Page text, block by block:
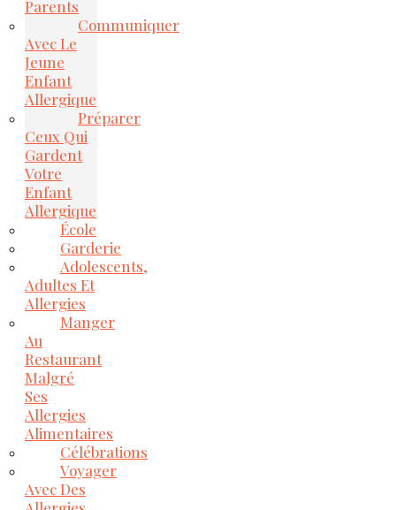
Parents
Communiquer
Avec Le
Jeune
Enfant
Allergique
Préparer
Ceux Qui
Gardent
Votre
Enfant
Allergique
École
Garderie
Adolescents,
Adultes Et
Allergies
Manger
Au
Restaurant
Malgré
Ses
Allergies
Alimentaires
Célébrations
Voyager
Avec Des